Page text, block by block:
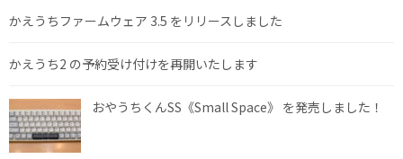
かえうちファームウェア 3.5 をリリースしました
かえうち2 の予約受け付けを再開いたします
おやうちくんSS《Small Space》 を発売しました！